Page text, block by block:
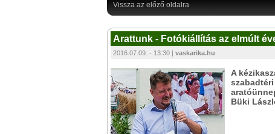
Vissza az előző oldalra
Arattunk - Fotókiállítás az elmúlt
2016.07.09. - 13:30 | vaskarika.hu
A
Büki